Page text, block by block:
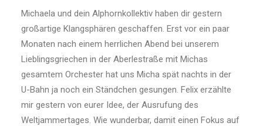
Michaela und dein Alphornkollektiv haben dir gestern
großartige Klangsphären geschaffen. Erst vor ein paar
Monaten nach einem herrlichen Abend bei unserem
Lieblingsgriechen in der Aberlestraße mit Michas
gesamtem Orchester hat uns Micha spät nachts in der
U-Bahn ja noch ein Ständchen gesungen. Felix erzählte
mir gestern von eurer Idee, der Ausrufung des
Weltjammertages. Wie wunderbar, damit einen Fokus auf